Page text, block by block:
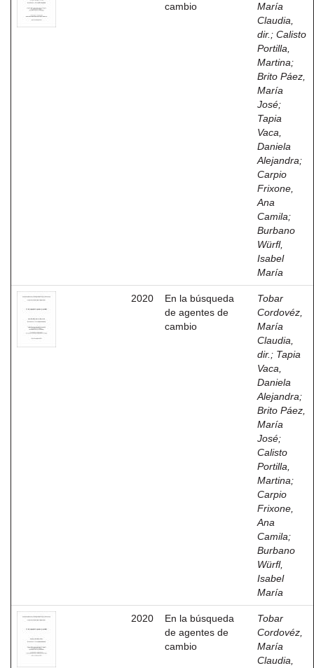
cambio
María
Claudia,
dir. ; Calisto
Portilla,
Martina;
Brito Páez,
María
José;
Tapia
Vaca,
Daniela
Alejandra;
Carpio
Frixone,
Ana
Camila;
Burbano
Würfl,
Isabel
María
2020
En la búsqueda
de agentes de
cambio
Tobar
Cordovéz,
María
Claudia,
dir. ; Tapia
Vaca,
Daniela
Alejandra;
Brito Páez,
María
José;
Calisto
Portilla,
Martina;
Carpio
Frixone,
Ana
Camila;
Burbano
Würfl,
Isabel
María
2020
En la búsqueda
de agentes de
cambio
Tobar
Cordovéz,
María
Claudia,